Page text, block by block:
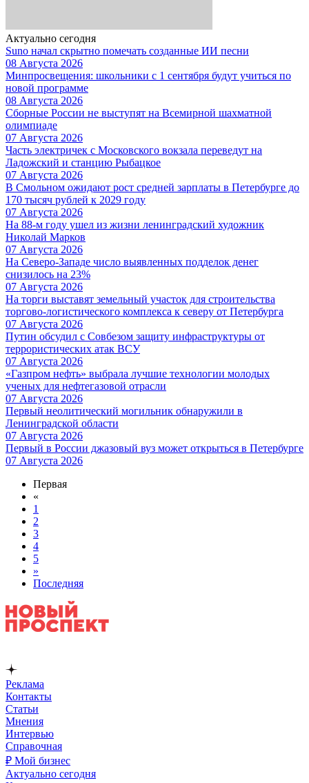
Актуально сегодня
Suno начал скрытно помечать созданные ИИ песни
08 Августа 2026
Минпросвещения: школьники с 1 сентября будут учиться по
новой программе
08 Августа 2026
Сборные России не выступят на Всемирной шахматной
олимпиаде
07 Августа 2026
Часть электричек с Московского вокзала переведут на
Ладожский и станцию Рыбацкое
07 Августа 2026
В Смольном ожидают рост средней зарплаты в Петербурге до
170 тысяч рублей к 2029 году
07 Августа 2026
На 88-м году ушел из жизни ленинградский художник
Николай Марков
07 Августа 2026
На Северо-Западе число выявленных подделок денег
снизилось на 23%
07 Августа 2026
На торги выставят земельный участок для строительства
торгово-логистического комплекса к северу от Петербурга
07 Августа 2026
Путин обсудил с Совбезом защиту инфраструктуры от
террористических атак ВСУ
07 Августа 2026
«Газпром нефть» выбрала лучшие технологии молодых
ученых для нефтегазовой отрасли
07 Августа 2026
Первый неолитический могильник обнаружили в
Ленинградской области
07 Августа 2026
Первый в России джазовый вуз может открыться в Петербурге
07 Августа 2026
Первая
«
1
2
3
4
5
»
Последняя
Реклама
Контакты
Статьи
Мнения
Интервью
Справочная
₽ Мой бизнес
Актуально сегодня